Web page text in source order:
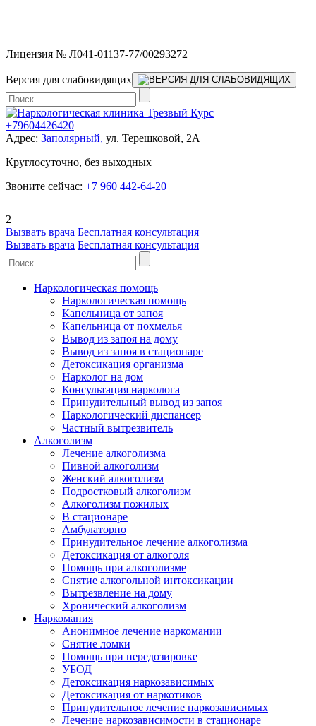
Лицензия № Л041-01137-77/00293272
Версия для слабовидящих
+79604426420
Адрес: Заполярный, ул. Терешковой, 2А
Круглосуточно, без выходных
Звоните сейчас: +7 960 442-64-20
2
Вызвать врача Бесплатная консультация
Вызвать врача Бесплатная консультация
Наркологическая помощь
Наркологическая помощь
Капельница от запоя
Капельница от похмелья
Вывод из запоя на дому
Вывод из запоя в стационаре
Детоксикация организма
Нарколог на дом
Консультация нарколога
Принудительный вывод из запоя
Наркологический диспансер
Частный вытрезвитель
Алкоголизм
Лечение алкоголизма
Пивной алкоголизм
Женский алкоголизм
Подростковый алкоголизм
Алкоголизм пожилых
В стационаре
Амбулаторно
Принудительное лечение алкоголизма
Детоксикация от алкоголя
Помощь при алкоголизме
Снятие алкогольной интоксикации
Вытрезвление на дому
Хронический алкоголизм
Наркомания
Анонимное лечение наркомании
Снятие ломки
Помощь при передозировке
УБОД
Детоксикация наркозависимых
Детоксикация от наркотиков
Принудительное лечение наркозависимых
Лечение наркозависимости в стационаре